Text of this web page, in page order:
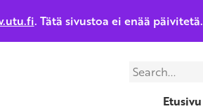
Search
Etusivu
. Tätä sivustoa ei enää päivitetä.